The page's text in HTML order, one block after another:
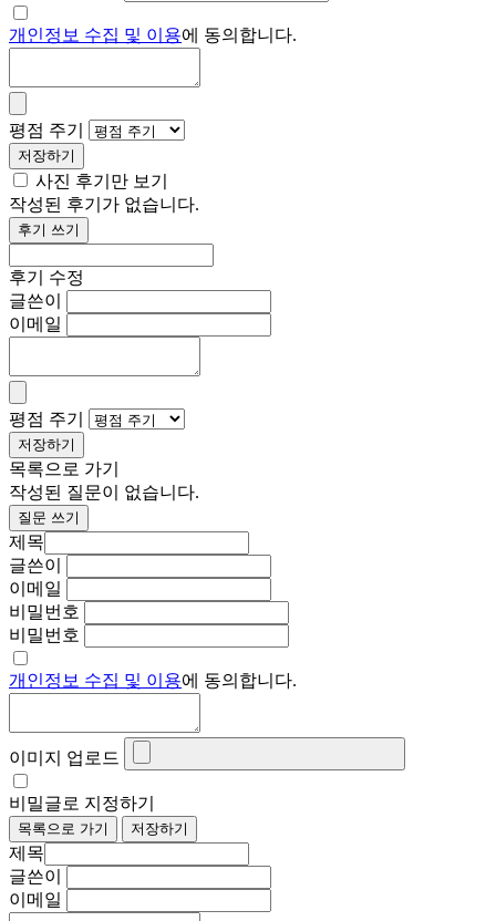
개인정보 수집 및 이용에 동의합니다.
평점 주기
저장하기
사진 후기만 보기
작성된 후기가 없습니다.
후기 쓰기
후기 수정
글쓴이
이메일
평점 주기
저장하기
목록으로 가기
작성된 질문이 없습니다.
질문 쓰기
제목
글쓴이
이메일
비밀번호
비밀번호
개인정보 수집 및 이용에 동의합니다.
이미지 업로드
비밀글로 지정하기
목록으로 가기 저장하기
제목
글쓴이
이메일